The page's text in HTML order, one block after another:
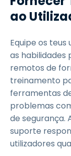
ao
Equipe os
as habilidades
remotos de
treinamento
ferramentas
problemas
de segurança.
suporte
utilizadores